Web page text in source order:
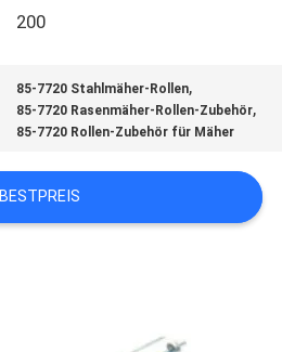
200
85-7720 Stahlmäher-Rollen,
85-7720 Rasenmäher-Rollen-Zubehör,
85-7720 Rollen-Zubehör für Mäher
BESTPREIS